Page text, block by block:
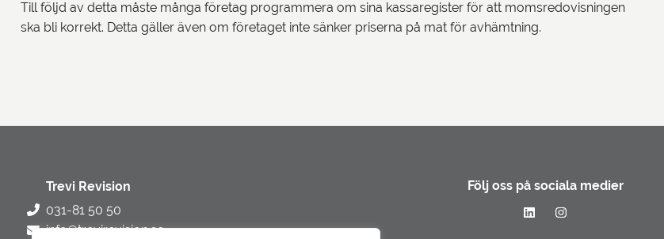
Till följd av detta måste många företag programmera om sina kassaregister för att momsredovisningen
ska bli korrekt. Detta gäller även om företaget inte sänker priserna på mat för avhämtning.
Trevi Revision
031-81 50 50
info@trevirevision.se
Följ oss på sociala medier